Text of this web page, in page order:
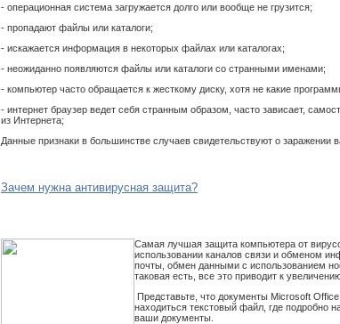
- операционная система загружается долго или вообще не грузится;
- пропадают файлы или каталоги;
- искажается информация в некоторых файлах или каталогах;
- неожиданно появляются файлы или каталоги со странными именами;
- компьютер часто обращается к жесткому диску, хотя не какие
- интернет браузер ведет себя странным образом, часто зависает,
из Интернета;
Данные признаки в большинстве случаев свидетельствуют о заражении
Зачем нужна антивирусная защита?
Самая лучшая защита компьютера от
использовании каналов связи и обменом
почты, обмен данными с использованием
таковая есть, все это приводит к
Представьте, что документы Microsoft
находиться текстовый файл, где подробно
ваши документы.